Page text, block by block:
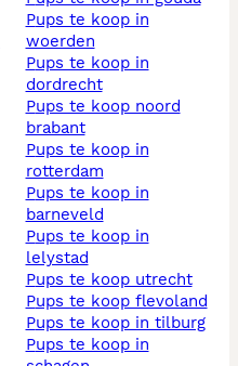
pups te koop in
woerden
pups te koop in
dordrecht
pups te koop noord
brabant
pups te koop in
rotterdam
pups te koop in
barneveld
pups te koop in
lelystad
pups te koop utrecht
pups te koop flevoland
pups te koop in tilburg
pups te koop in